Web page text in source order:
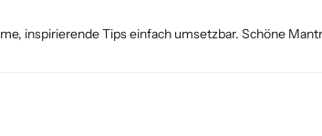
inspirierende Tips einfach umsetzbar. Schöne